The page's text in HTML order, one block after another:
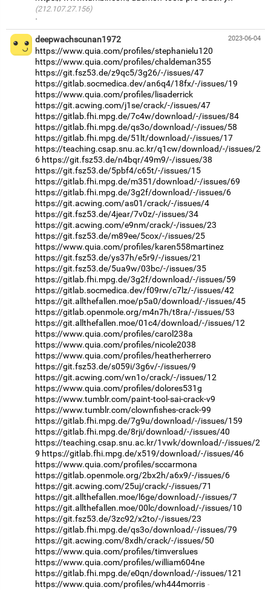
(212.107.27.156)
·
2023-06-04
deepwachscunan1972
https://www.quia.com/profiles/stephanielu120
https://www.quia.com/profiles/chaldeman355
https://git.fsz53.de/z9qc5/3g26/-/issues/47
https://gitlab.socmedica.dev/an6q4/18fx/-/issues/19
https://www.quia.com/profiles/lisaderrick
https://git.acwing.com/j1se/crack/-/issues/47
https://gitlab.fhi.mpg.de/7c4w/download/-/issues/84
https://gitlab.fhi.mpg.de/qs3o/download/-/issues/58
https://gitlab.fhi.mpg.de/51lt/download/-/issues/17
https://teaching.csap.snu.ac.kr/q1cw/download/-/issues/2
6 https://git.fsz53.de/n4bqr/49m9/-/issues/38
https://git.fsz53.de/5pbf4/c65t/-/issues/15
https://gitlab.fhi.mpg.de/m351/download/-/issues/69
https://gitlab.fhi.mpg.de/3g2f/download/-/issues/6
https://git.acwing.com/as01/crack/-/issues/4
https://git.fsz53.de/4jear/7v0z/-/issues/34
https://git.acwing.com/e9nm/crack/-/issues/23
https://git.fsz53.de/m89ee/5cox/-/issues/25
https://www.quia.com/profiles/karen558martinez
https://git.fsz53.de/ys37h/e5r9/-/issues/21
https://git.fsz53.de/5ua9w/03bc/-/issues/35
https://gitlab.fhi.mpg.de/3g2f/download/-/issues/59
https://gitlab.socmedica.dev/f09rw/c7lz/-/issues/42
https://git.allthefallen.moe/p5a0/download/-/issues/45
https://gitlab.openmole.org/m4n7h/t8ra/-/issues/53
https://git.allthefallen.moe/01c4/download/-/issues/12
https://www.quia.com/profiles/carol238a
https://www.quia.com/profiles/nicole2038
https://www.quia.com/profiles/heatherherrero
https://git.fsz53.de/s059i/3g6v/-/issues/9
https://git.acwing.com/wn1o/crack/-/issues/12
https://www.quia.com/profiles/dolores531g
https://www.tumblr.com/paint-tool-sai-crack-v9
https://www.tumblr.com/clownfishes-crack-99
https://gitlab.fhi.mpg.de/7g9u/download/-/issues/159
https://gitlab.fhi.mpg.de/8rji/download/-/issues/40
https://teaching.csap.snu.ac.kr/1vwk/download/-/issues/2
9 https://gitlab.fhi.mpg.de/x519/download/-/issues/46
https://www.quia.com/profiles/sccarmona
https://gitlab.openmole.org/2bx2h/a6x9/-/issues/6
https://git.acwing.com/25uj/crack/-/issues/71
https://git.allthefallen.moe/l6ge/download/-/issues/7
https://git.allthefallen.moe/00lc/download/-/issues/10
https://git.fsz53.de/3zc92/x2to/-/issues/23
https://gitlab.fhi.mpg.de/qs3o/download/-/issues/79
https://git.acwing.com/8xdh/crack/-/issues/50
https://www.quia.com/profiles/timverslues
https://www.quia.com/profiles/william604ne
https://gitlab.fhi.mpg.de/e0qn/download/-/issues/121
https://www.quia.com/profiles/wh444morris